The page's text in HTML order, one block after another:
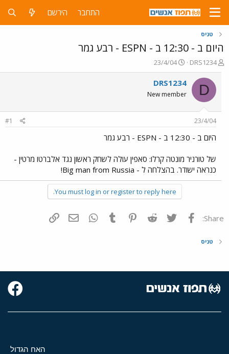
התחבר הירשם
טניס
היום ב - 12:30 ב - ESPN - רבע גמר
פ
ו
ת
ח
ה
ש
א
DRS1234
פ
ו
ר
ס
ם
ר
23/4/04
D
DRS1234
New member
23/4/04
#1
היום ב - 12:30 ב - ESPN - רבע גמר
של טורניר מונטה קרלו: סאפין עולה לשחק ראשון נגד אלברטו מרטין -
כנראה ישודר. בהצלחה ל - Big man from Russia!
You must log in or register to reply here.
Share: פייסבוק Twitter
Reddit
Pinterest
Tumblr
WhatsAppדואר אלקטרוני
טניס
האח הגדול